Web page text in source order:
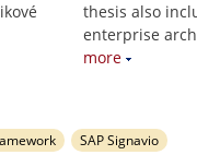
thesis also
enterprise
more
SAP Signavio